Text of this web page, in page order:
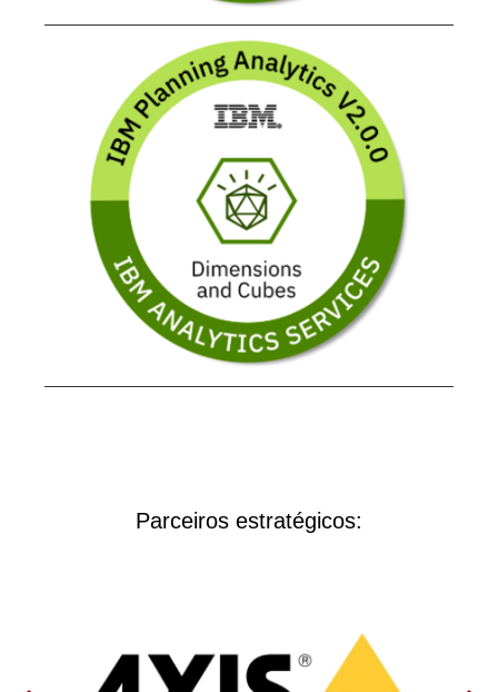
Parceiros estratégicos: